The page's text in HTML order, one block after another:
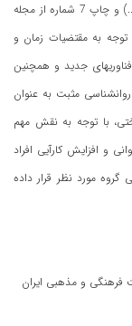
اول و دوم کتاب راز شادکامی، شیوه برقراری ارتباط مؤثر و ....) و چاپ 7 شماره از مجله
مثبت را در کارنامه خود دارد. در سال 1393 با توجه به مقتضیات زمان و
جدید و همچنین
1998 شروع شده بود، روانشناسی مثبت به عنوان
با توجه به نقش مهم
و افزایش کارآیی افراد
مورد نظر قرار داده
فرهنگی و مذهبی ایران